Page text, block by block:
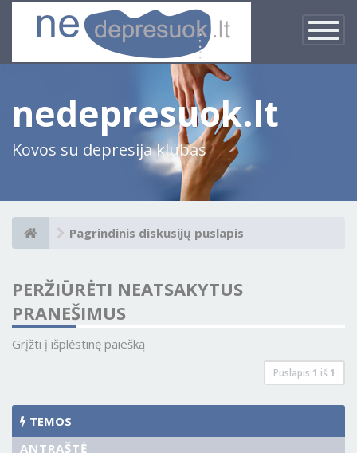
Įjungti
×
nedepresuok.lt
Kovos su depresija klubas
Pagrindinis diskusijų puslapis
PERŽIŪRĖTI NEATSAKYTUS
PRANEŠIMUS
Grįžti į išplėstinę paiešką
Puslapis 1 iš 1
TEMOS
ANTRAŠTĖ